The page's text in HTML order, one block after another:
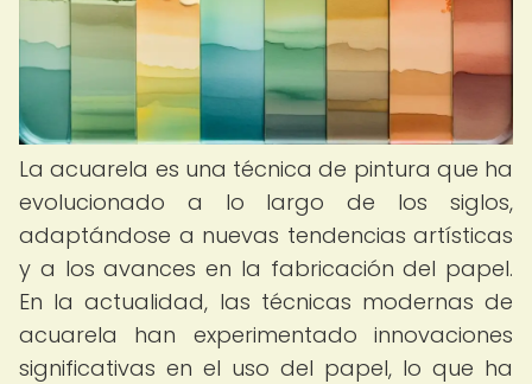
La acuarela es una técnica de pintura que ha
evolucionado a lo largo de los siglos,
adaptándose a nuevas tendencias artísticas
y a los avances en la fabricación del papel.
En la actualidad, las técnicas modernas de
acuarela han experimentado innovaciones
significativas en el uso del papel, lo que ha